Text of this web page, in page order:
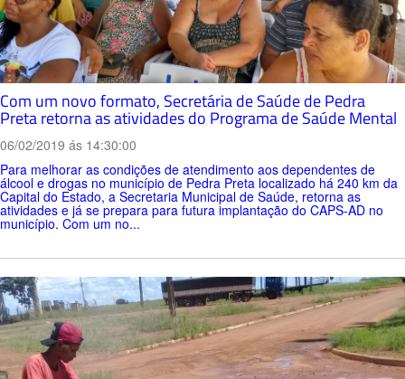
Com um novo formato, Secretária de Saúde de Pedra
Preta retorna as atividades do Programa de Saúde Mental
06/02/2019 ás 14:30:00
Para melhorar as condições de atendimento aos dependentes de
álcool e drogas no município de Pedra Preta localizado há 240 km da
Capital do Estado, a Secretaria Municipal de Saúde, retorna as
atividades e já se prepara para futura implantação do CAPS-AD no
município. Com um no...